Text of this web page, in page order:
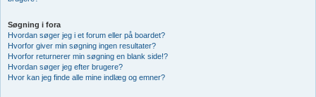
Søgning i fora
Hvordan søger jeg i et forum eller på boardet?
Hvorfor giver min søgning ingen resultater?
Hvorfor returnerer min søgning en blank side!?
Hvordan søger jeg efter brugere?
Hvor kan jeg finde alle mine indlæg og emner?